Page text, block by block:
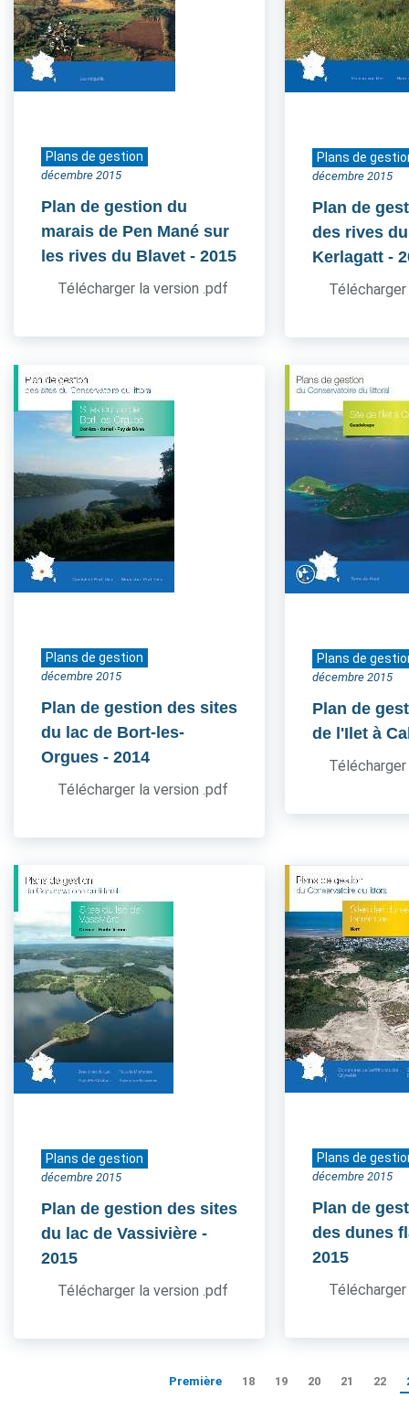
Plans de gestion
décembre 2015
Plan de gestion du
marais de Pen Mané sur
les rives du Blavet - 2015
Télécharger la version .pdf
Plans de
décembre 2015
Plan de
des rives
Kerlagatt -
Plans de gestion
décembre 2015
Plan de gestion des sites
du lac de Bort-les-
Orgues - 2014
Télécharger la version .pdf
Plans de
décembre 2015
Plan de
de l'Ilet à
Plans de gestion
décembre 2015
Plan de gestion des sites
du lac de Vassivière -
2015
Télécharger la version .pdf
Plans de
décembre 2015
Plan de
des dunes
2015
Première 18 19 20 21 22